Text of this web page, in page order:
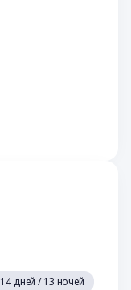
14 дней / 13 ночей